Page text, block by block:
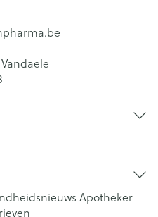
Apotheker